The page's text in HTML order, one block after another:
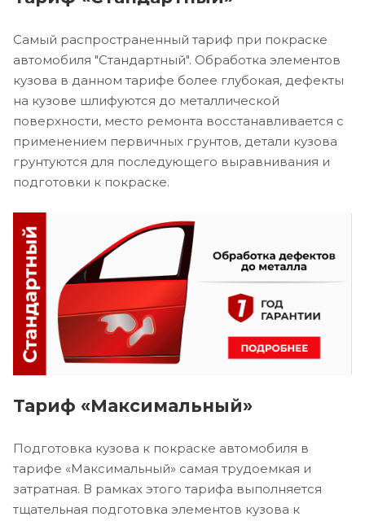
Самый распространенный тариф при покраске
автомобиля "Стандартный". Обработка элементов
кузова в данном тарифе более глубокая, дефекты
на кузове шлифуются до металлической
поверхности, место ремонта восстанавливается с
применением первичных грунтов, детали кузова
грунтуются для последующего выравнивания и
подготовки к покраске.
Тариф «Максимальный»
Подготовка кузова к покраске автомобиля в
тарифе «Максимальный» самая трудоемкая и
затратная. В рамках этого тарифа выполняется
тщательная подготовка элементов кузова к